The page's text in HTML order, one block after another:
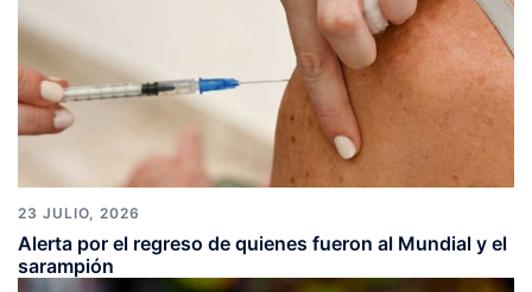
23 JULIO, 2026
Alerta por el regreso de quienes fueron al Mundial y el
sarampión